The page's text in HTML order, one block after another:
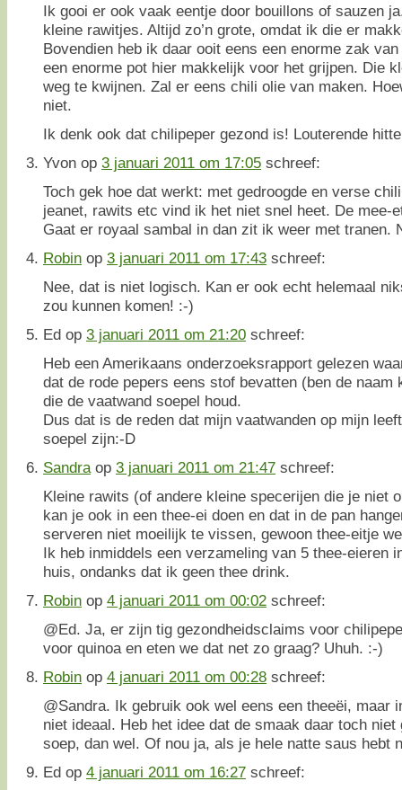
Ik gooi er ook vaak eentje door bouillons of sauzen
kleine rawitjes. Altijd zo’n grote, omdat ik die er
Bovendien heb ik daar ooit eens een enorme zak
een enorme pot hier makkelijk voor het grijpen. Die
weg te kwijnen. Zal er eens chili olie van maken.
niet.
Ik denk ook dat chilipeper gezond is! Louterende
Yvon op 3 januari 2011 om 17:05 schreef:
Toch gek hoe dat werkt: met gedroogde en verse
jeanet, rawits etc vind ik het niet snel heet. De mee-
Gaat er royaal sambal in dan zit ik weer met tranen.
Robin op 3 januari 2011 om 17:43 schreef:
Nee, dat is niet logisch. Kan er ook echt helemaal
zou kunnen komen! :-)
Ed op 3 januari 2011 om 21:20 schreef:
Heb een Amerikaans onderzoeksrapport gelezen
dat de rode pepers eens stof bevatten (ben de naam
die de vaatwand soepel houd.
Dus dat is de reden dat mijn vaatwanden op mijn
soepel zijn:-D
Sandra op 3 januari 2011 om 21:47 schreef:
Kleine rawits (of andere kleine specerijen die je niet
kan je ook in een thee-ei doen en dat in de pan
serveren niet moeilijk te vissen, gewoon thee-eitje
Ik heb inmiddels een verzameling van 5 thee-eieren
huis, ondanks dat ik geen thee drink.
Robin op 4 januari 2011 om 00:02 schreef:
@Ed. Ja, er zijn tig gezondheidsclaims voor
voor quinoa en eten we dat net zo graag? Uhuh. :-)
Robin op 4 januari 2011 om 00:28 schreef:
@Sandra. Ik gebruik ook wel eens een theeëi, maar
niet ideaal. Heb het idee dat de smaak daar toch
soep, dan wel. Of nou ja, als je hele natte saus hebt
Ed op 4 januari 2011 om 16:27 schreef: